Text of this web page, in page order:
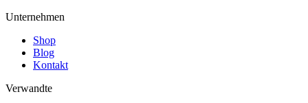
Unternehmen
Shop
Blog
Kontakt
Verwandte